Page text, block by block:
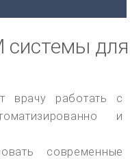
системы для
врачу работать с
и
современные